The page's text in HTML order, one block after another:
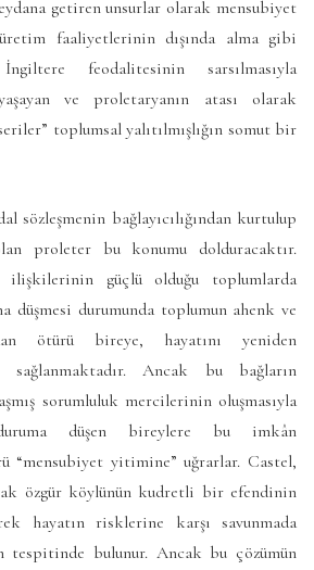
getiren unsurlar olarak mensubiyet
faaliyetlerinin dışında alma gibi
feodalitesinin sarsılmasıyla
ve proletaryanın atası olarak
toplumsal yalıtılmışlığın somut bir
sözleşmenin bağlayıcılığından kurtulup
proleter bu konumu dolduracaktır.
ilişkilerinin güçlü olduğu toplumlarda
düşmesi durumunda toplumun ahenk ve
ötürü bireye, hayatını yeniden
sağlanmaktadır. Ancak bu bağların
sorumluluk mercilerinin oluşmasıyla
düşen bireylere bu imkân
“mensubiyet yitimine” uğrarlar. Castel,
özgür köylünün kudretli bir efendinin
hayatın risklerine karşı savunmada
tespitinde bulunur. Ancak bu çözümün